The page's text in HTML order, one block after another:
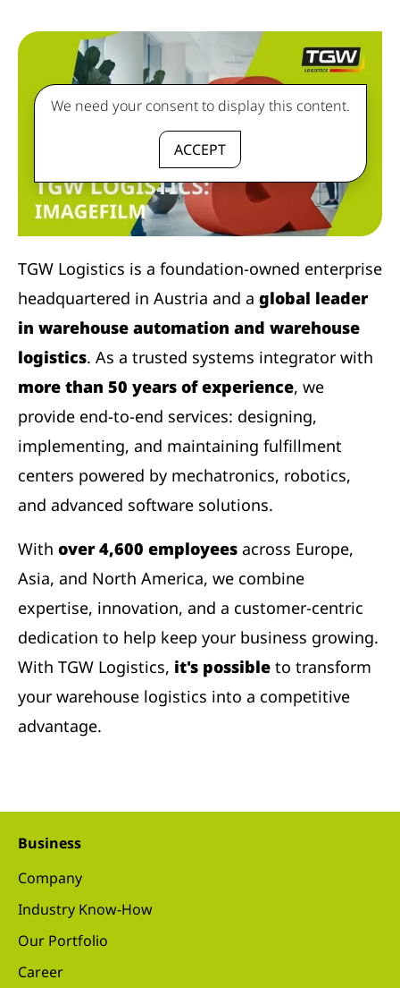
We need your consent to display this content.
ACCEPT
TGW Logistics is a foundation-owned enterprise
headquartered in Austria and a global leader
in warehouse automation and warehouse
logistics. As a trusted systems integrator with
more than 50 years of experience, we
provide end-to-end services: designing,
implementing, and maintaining fulfillment
centers powered by mechatronics, robotics,
and advanced software solutions.
With over 4,600 employees across Europe,
Asia, and North America, we combine
expertise, innovation, and a customer-centric
dedication to help keep your business growing.
With TGW Logistics, it's possible to transform
your warehouse logistics into a competitive
advantage.
Business
Company
Industry Know-How
Our Portfolio
Career